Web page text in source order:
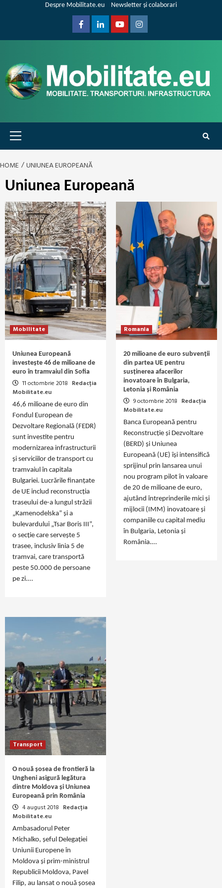
Despre Mobilitate.eu Newsletter și colaborari
FacebookLinkedinYoutubeInstagram
Primary
Menu
HOME UNIUNEA EUROPEANĂ
Uniunea Europeană
Mobilitate
Uniunea Europeană
investește 46 de milioane de
euro în tramvaiul din Sofia
11 octombrie 2018 Redacția
Mobilitate.eu
46,6 milioane de euro din
Fondul European de
Dezvoltare Regională (FEDR)
sunt investite pentru
modernizarea infrastructurii
și serviciilor de transport cu
tramvaiul în capitala
Bulgariei. Lucrările finanțate
de UE includ reconstrucția
traseului de-a lungul străzii
„Kamenodelska” și a
bulevardului „Tsar Boris III”,
o secție care servește 5
trasee, inclusiv linia 5 de
tramvai, care transportă
peste 50.000 de persoane
pe zi.…
Romania
20 milioane de euro subvenții
din partea UE pentru
susținerea afacerilor
inovatoare în Bulgaria,
Letonia și România
9 octombrie 2018 Redacția
Mobilitate.eu
Banca Europeană pentru
Reconstrucție și Dezvoltare
(BERD) și Uniunea
Europeană (UE) își intensifică
sprijinul prin lansarea unui
nou program pilot în valoare
de 20 de milioane de euro,
ajutând întreprinderile mici și
mijlocii (IMM) inovatoare și
companiile cu capital mediu
în Bulgaria, Letonia și
România.…
Transport
O nouă șosea de frontieră la
Ungheni asigură legătura
dintre Moldova și Uniunea
Europeană prin România
4 august 2018 Redacția
Mobilitate.eu
Ambasadorul Peter
Michalko, șeful Delegației
Uniunii Europene în
Moldova și prim-ministrul
Republicii Moldova, Pavel
Filip, au lansat o nouă șosea